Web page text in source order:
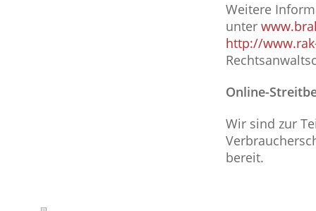
Weitere
unter
http://
Online-
Wir sind zur
bereit.